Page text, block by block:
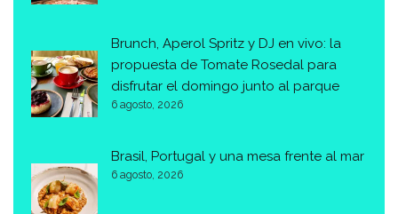
Brunch, Aperol Spritz y DJ en vivo: la
propuesta de Tomate Rosedal para
disfrutar el domingo junto al parque
6 agosto, 2026
Brasil, Portugal y una mesa frente al mar
6 agosto, 2026